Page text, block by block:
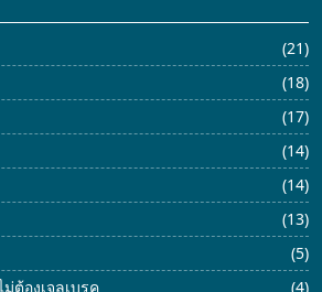
(21)
(18)
(17)
(14)
(14)
(13)
(5)
ต้องเจลเบรค
(4)